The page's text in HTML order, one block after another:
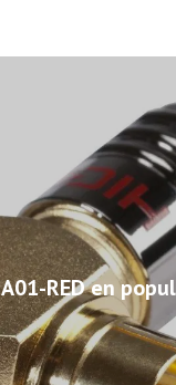
RED en